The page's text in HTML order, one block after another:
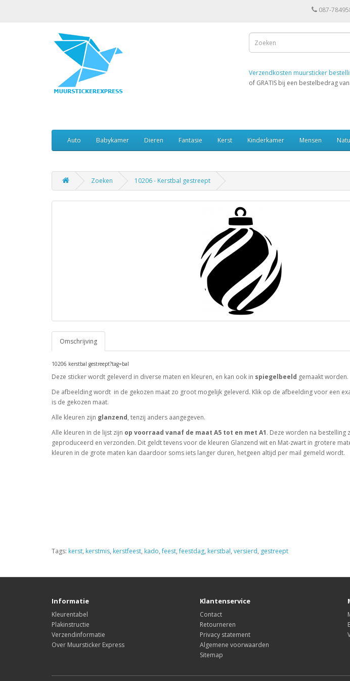
087-
Verzendkosten muursticker
of GRATIS bij een bestelbedrag
Auto Babykamer Dieren Fantasie Kerst Kinderkamer Mensen
Zoeken 10206 - Kerstbal gestreept
Omschrijving
10206 kerstbal gestreept?tag=bal
Deze sticker wordt geleverd in diverse maten en kleuren, en kan ook in spiegelbeeld gemaakt worden.
De afbeelding wordt in de gekozen maat zo groot mogelijk geleverd. Klik op de afbeelding voor een
is de gekozen maat.
Alle kleuren zijn glanzend, tenzij anders aangegeven.
Alle kleuren in de lijst zijn op voorraad vanaf de maat A5 tot en met A1. Deze worden na bestelling
geproduceerd en verzonden. Dit geldt tevens voor de kleuren Glanzend wit en Mat-zwart in grotere
kleuren in de grote maten kan daardoor soms iets langer duren, hetgeen altijd per mail gemeld wordt.
Tags: kerst, kerstmis, kerstfeest, kado,feest,feestdag, kerstbal, versierd, gestreept
Informatie
Kleurentabel
Plakinstructie
Verzendinformatie
Over Muursticker Express
Klantenservice
Contact
Retourneren
Privacy statement
Algemene voorwaarden
Sitemap